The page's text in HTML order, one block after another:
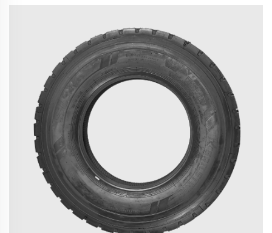
stesso il tempo operativo della vostra flotta.